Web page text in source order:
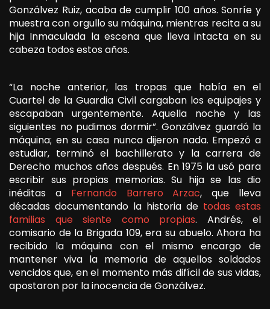
Gonzálvez Ruiz, acaba de cumplir 100 años. Sonríe y
muestra con orgullo su máquina, mientras recita a su
hija Inmaculada la escena que lleva intacta en su
cabeza todos estos años.
“La noche anterior, las tropas que había en el
Cuartel de la Guardia Civil cargaban los equipajes y
escapaban urgentemente. Aquella noche y las
siguientes no pudimos dormir”. Gonzálvez guardó la
máquina; en su casa nunca dijeron nada. Empezó a
estudiar, terminó el bachillerato y la carrera de
Derecho muchos años después. En 1975 la usó para
escribir sus propias memorias. Su hija se las dio
inéditas a Fernando Barrero Arzac, que lleva
décadas documentando la historia de todas estas
familias que siente como propias. Andrés, el
comisario de la Brigada 109, era su abuelo. Ahora ha
recibido la máquina con el mismo encargo de
mantener viva la memoria de aquellos soldados
vencidos que, en el momento más difícil de sus vidas,
apostaron por la inocencia de Gonzálvez.